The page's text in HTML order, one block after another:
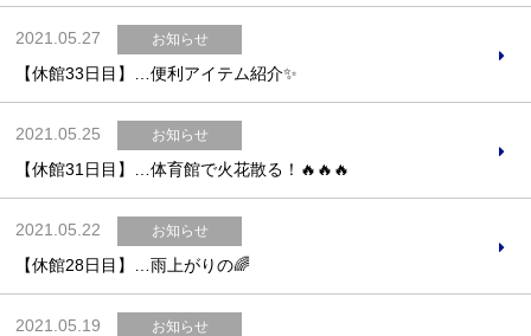
2021.05.27 お知らせ
【休館33日目】…便利アイテム紹介✨
2021.05.25 お知らせ
【休館31日目】…体育館で火花散る！🔥🔥🔥
2021.05.22 お知らせ
【休館28日目】…雨上がりの🌈
2021.05.19 お知らせ